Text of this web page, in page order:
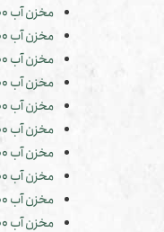
مخزن آب 200 لیتری
مخزن آب 300 لیتری
مخزن آب 500 لیتری
مخزن آب 800 لیتری
مخزن آب 1000 لیتری
مخزن آب 1500 لیتری
مخزن آب 2000 لیتری
مخزن آب 3000 لیتری
مخزن آب 4000 لیتری
مخزن آب 5000 لیتری